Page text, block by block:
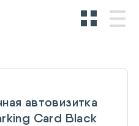
автовизитка
Card Black